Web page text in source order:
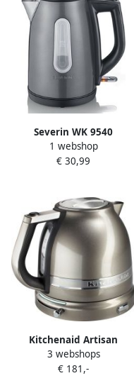
Severin WK 9540
waterkoker 1 l Zwart Grijs
Metallic 2200 W
1 webshop
€ 30,99
Kitchenaid Artisan
Waterkoker 1 5L
5KEK1522EMS Tingrijs |
3 webshops
€ 181,-